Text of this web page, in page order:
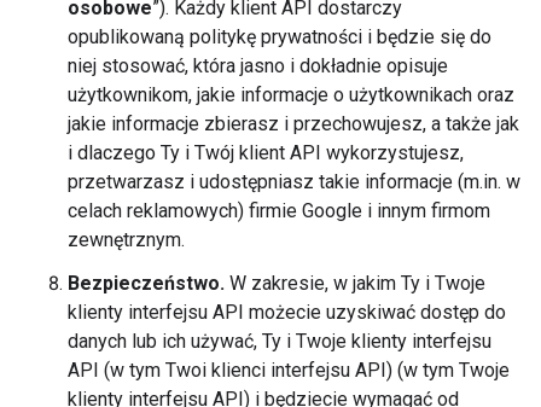
osobowe”). Każdy klient API dostarczy
opublikowaną politykę prywatności i będzie się do
niej stosować, która jasno i dokładnie opisuje
użytkownikom, jakie informacje o użytkownikach oraz
jakie informacje zbierasz i przechowujesz, a także jak
i dlaczego Ty i Twój klient API wykorzystujesz,
przetwarzasz i udostępniasz takie informacje (m.in. w
celach reklamowych) firmie Google i innym firmom
zewnętrznym.
Bezpieczeństwo. W zakresie, w jakim Ty i Twoje
klienty interfejsu API możecie uzyskiwać dostęp do
danych lub ich używać, Ty i Twoje klienty interfejsu
API (w tym Twoi klienci interfejsu API) (w tym Twoje
klienty interfejsu API) i będziecie wymagać od